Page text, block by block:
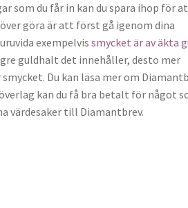
som du får in kan du spara ihop för
göra är att först gå igenom dina
exempelvissmycket är av äkta
guldhalt det innehåller, desto mer
Du kan läsa mer om
kan du få bra betalt för något
värdesaker till Diamantbrev.